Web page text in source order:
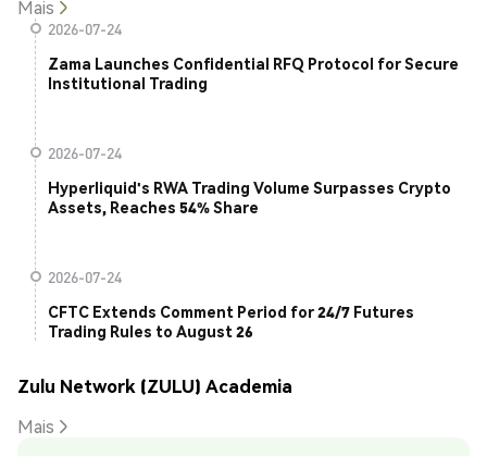
Mais
2026-07-24
Zama Launches Confidential RFQ Protocol for Secure
Institutional Trading
2026-07-24
Hyperliquid's RWA Trading Volume Surpasses Crypto
Assets, Reaches 54% Share
2026-07-24
CFTC Extends Comment Period for 24/7 Futures
Trading Rules to August 26
Zulu Network (ZULU) Academia
Mais